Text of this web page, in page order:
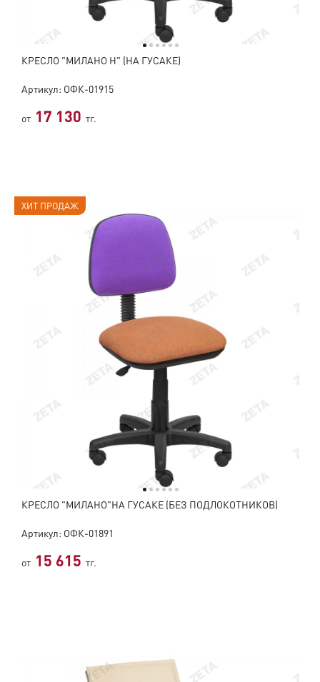
КРЕСЛО "МИЛАНО Н" (НА ГУСАКЕ)
Артикул: ОФК-01915
от 17 130 тг.
ХИТ ПРОДАЖ
КРЕСЛО "МИЛАНО"НА ГУСАКЕ (БЕЗ ПОДЛОКОТНИКОВ)
Артикул: ОФК-01891
от 15 615 тг.